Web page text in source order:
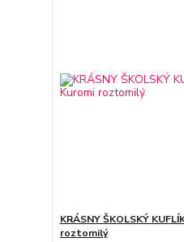
KRÁSNY ŠKOLSKÝ
roztomilý